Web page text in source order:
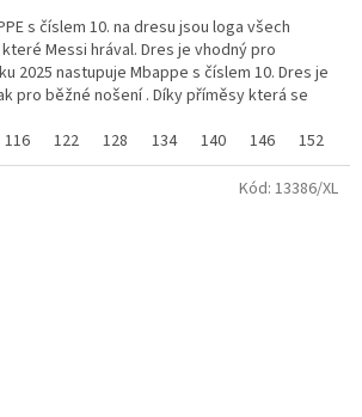
s číslem 10. na dresu jsou loga všech
Messi hrával. Dres je vhodný pro
2025 nastupuje Mbappe s číslem 10. Dres je
pro běžné nošení . Díky příměsy která se
116 122 128 134 140 146 152
Kód: 13386/XL